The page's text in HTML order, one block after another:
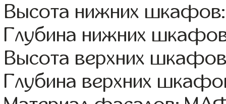
Высота нижних
Глубина нижних
Высота верхних
Глубина верхних